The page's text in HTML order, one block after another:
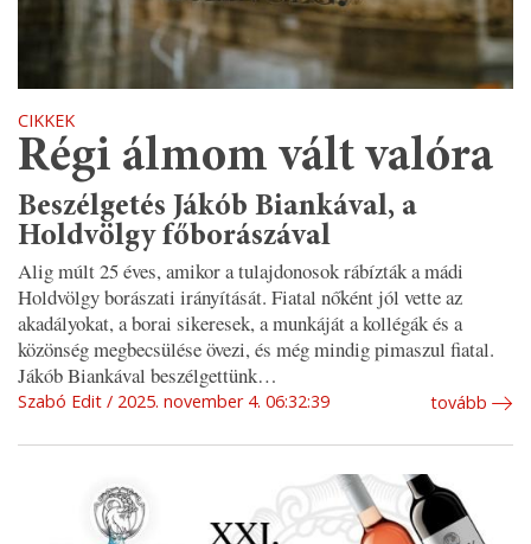
CIKKEK
Régi álmom vált valóra
Beszélgetés Jákób Biankával, a
Holdvölgy főborászával
Alig múlt 25 éves, amikor a tulajdonosok rábízták a mádi
Holdvölgy borászati irányítását. Fiatal nőként jól vette az
akadályokat, a borai sikeresek, a munkáját a kollégák és a
közönség megbecsülése övezi, és még mindig pimaszul fiatal.
Jákób Biankával beszélgettünk…
Szabó Edit 2025. november 4. 06:32:39 tovább